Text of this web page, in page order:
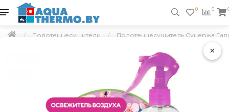
×
0 0
Полотенцесушители Полотенцесушитель Сунержа